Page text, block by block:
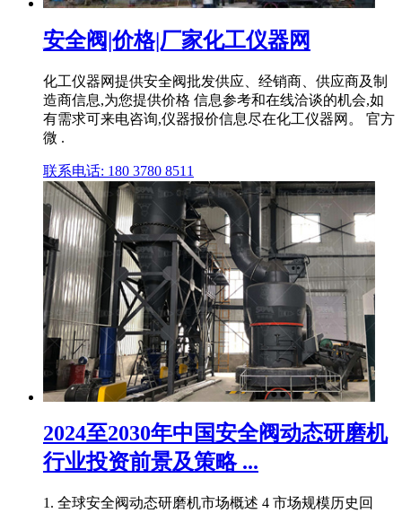
安全阀|价格|厂家化工仪器网
化工仪器网提供安全阀批发供应、经销商、供应商及制
造商信息,为您提供价格 信息参考和在线洽谈的机会,如
有需求可来电咨询,仪器报价信息尽在化工仪器网。 官方
微 .
联系电话: 180 3780 8511
2024至2030年中国安全阀动态研磨机
行业投资前景及策略 ...
1. 全球安全阀动态研磨机市场概述 4 市场规模历史回